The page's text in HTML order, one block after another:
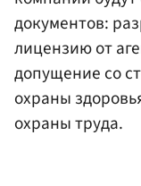
документов:
лицензию от
допущение со
охраны
охраны труда.